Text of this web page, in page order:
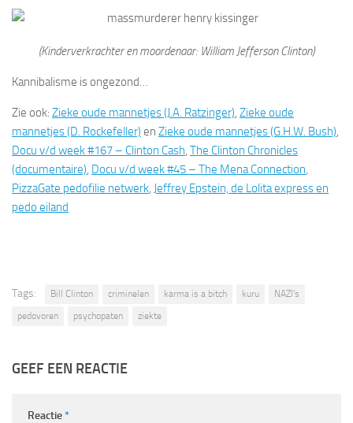
(Kinderverkrachter en moordenaar: William Jefferson Clinton)
Kannibalisme is ongezond…
Zie ook: Zieke oude mannetjes (J.A. Ratzinger), Zieke oude
mannetjes (D. Rockefeller) en Zieke oude mannetjes (G.H.W. Bush),
Docu v/d week #167 – Clinton Cash, The Clinton Chronicles
(documentaire), Docu v/d week #45 – The Mena Connection,
PizzaGate pedofilie netwerk, Jeffrey Epstein, de Lolita express en
pedo eiland
Tags: Bill Clinton criminelen karma is a bitch kuru
NAZI's
pedovoren
psychopaten ziekte
GEEF EEN REACTIE
Reactie*